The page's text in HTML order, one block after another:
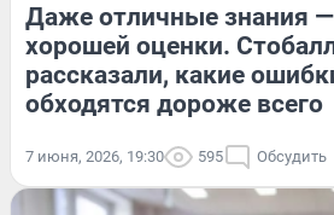
Даже отличные знания —
хорошей оценки.
рассказали, какие
обходятся дороже всего
7 июня, 2026, 19:30 595 Обсудить